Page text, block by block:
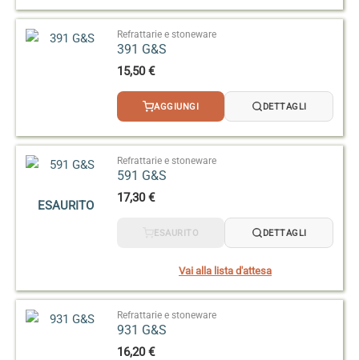
Refrattarie e stoneware
391 G&S
15,50€
AGGIUNGI DETTAGLI
ESAURITO
Refrattarie e stoneware
591 G&S
17,30€
ESAURITO DETTAGLI
Vai alla lista d'attesa
Refrattarie e stoneware
931 G&S
16,20€